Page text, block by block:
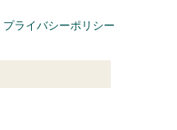
プライバシーポリシー